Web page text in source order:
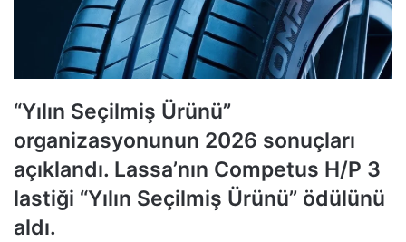
“Yılın Seçilmiş Ürünü”
organizasyonunun 2026 sonuçları
açıklandı. Lassa’nın Competus H/P 3
lastiği “Yılın Seçilmiş Ürünü” ödülünü
aldı.